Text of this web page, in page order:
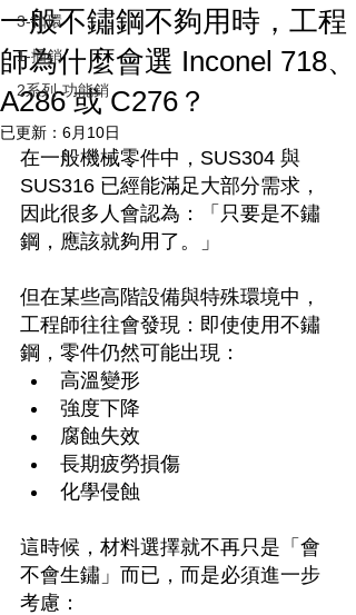
3-扣環
1-插銷
2系列-功能銷
一般不鏽鋼不夠用時，工程
師為什麼會選 Inconel 718、
A286 或 C276？
已更新： 6月10日
在一般機械零件中，SUS304 與
SUS316 已經能滿足大部分需求，
因此很多人會認為：「只要是不鏽
鋼，應該就夠用了。」
但在某些高階設備與特殊環境中，
工程師往往會發現：即使使用不鏽
鋼，零件仍然可能出現：
高溫變形
強度下降
腐蝕失效
長期疲勞損傷
化學侵蝕
這時候，材料選擇就不再只是「會
不會生鏽」而已，而是必須進一步
考慮：